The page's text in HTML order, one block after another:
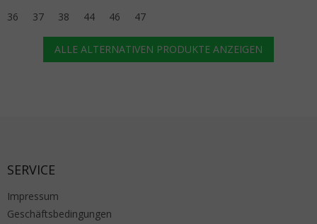
36
37 38 44 46 47
ALLE ALTERNATIVEN PRODUKTE ANZEIGEN
SERVICE
Impressum
Geschäftsbedingungen